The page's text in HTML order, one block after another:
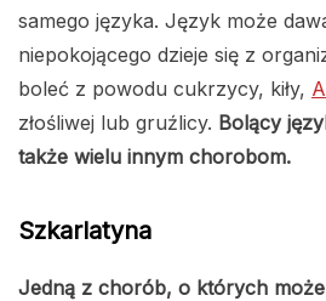
samego języka. Język może
niepokojącego dzieje się z
boleć z powodu cukrzycy, kiły,
złośliwej lub gruźlicy. Bolący
także wielu innym chorobom.
Szkarlatyna
Jedną z chorób, o których